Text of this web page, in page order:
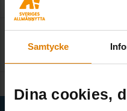
Samtycke
Dina cookies,